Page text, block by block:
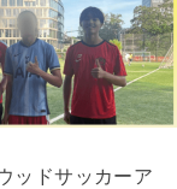
ッドサッカーア